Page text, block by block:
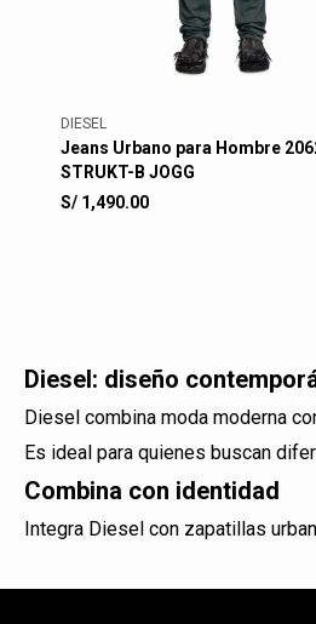
DIESEL
Jeans Urbano para Hombre
STRUKT-B JOGG
S/ 1,490.00
Diesel: diseño
Diesel combina moda moderna
Es ideal para quienes buscan
Combina con identidad
Integra Diesel con zapatillas